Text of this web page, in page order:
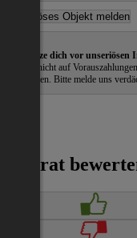
Schütze dich vor unseriösen
Gehe nicht auf
zu haben. Bitte melde uns
Inserat